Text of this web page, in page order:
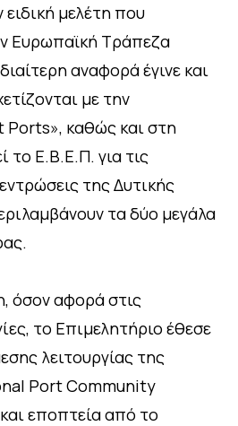
μελέτη που
Ευρωπαϊκή Τράπεζα
αναφορά έγινε και
με την
Ports», καθώς και στη
το Ε.Β.Ε.Π. για τις
της Δυτικής
τα δύο μεγάλα
όσον αφορά στις
το Επιμελητήριο έθεσε
λειτουργίας της
Port Community
εποπτεία από το